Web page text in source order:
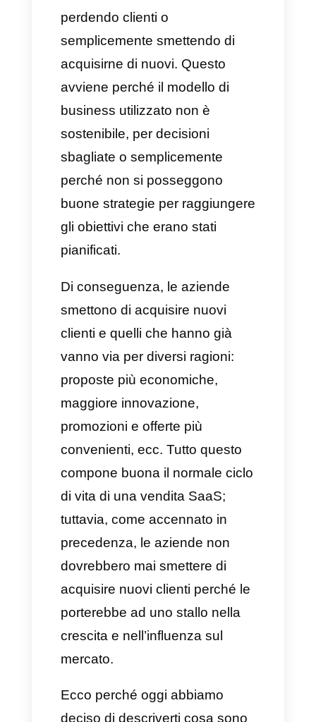
clienti.
Generalmente accade che le
nuove aziende inizino la loro
attività con una proposta
innovativa all’interno del
mercato, con ottime vendite e
un buon funzionamento.
Tuttavia, a metà del processo,
perdendo clienti o
semplicemente smettendo di
acquisirne di nuovi. Questo
avviene perché il modello di
business utilizzato non è
sostenibile, per decisioni
sbagliate o semplicemente
perché non si posseggono
buone strategie per raggiungere
gli obiettivi che erano stati
Di conseguenza, le aziende
smettono di acquisire nuovi
vanno via per diversi ragioni: